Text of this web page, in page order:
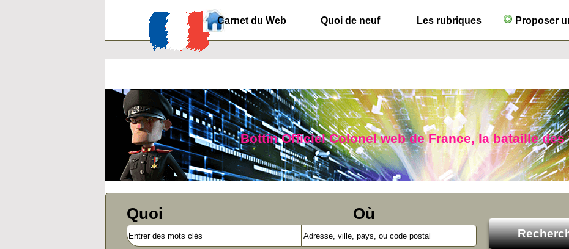
Carnet du Web Quoi de neuf Les rubriques Proposer
Bottin Officiel Colonel web de France, la bataille
Quoi Où